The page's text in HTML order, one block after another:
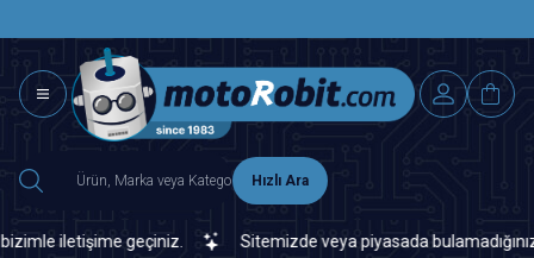
Hızlı Ara
iletişime geçiniz. Sitemizde veya piyasada bulamadığınız